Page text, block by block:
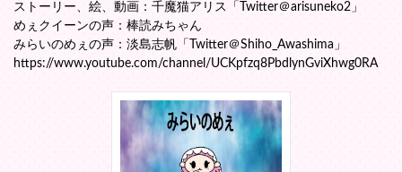
ストーリー、絵、動画：千魔猫アリス「Twitter＠arisuneko2」
めぇクイーンの声：棒読みちゃん
みらいのめぇの声：淡島志帆「Twitter＠Shiho_Awashima」
https://www.youtube.com/channel/UCKpfzq8PbdlynGviXhwg0RA